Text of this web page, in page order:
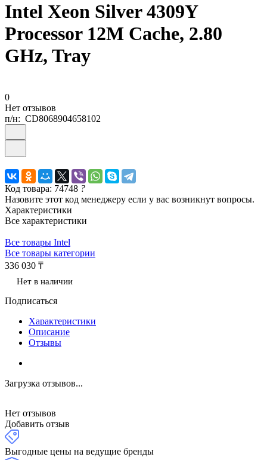
Intel Xeon Silver 4309Y
Processor 12M Cache, 2.80
GHz, Tray
0
Нет отзывов
п/н: CD8068904658102
Код товара: 74748 ?
Назовите этот код менеджеру если у вас возникнут вопросы.
Характеристики
Все характеристики
Все товары Intel
Все товары категории
336 030 ₸
Нет в наличии
Подписаться
Характеристики
Описание
Отзывы
Загрузка отзывов...
Нет отзывов
Добавить отзыв
Выгодные цены на ведущие бренды